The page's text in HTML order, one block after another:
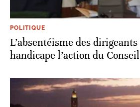
POLITIQUE
L’absentéisme des
handicape l’action du